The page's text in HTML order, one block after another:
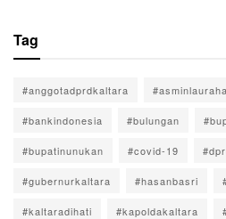
Tag
#anggotadprdkaltara
#bankindonesia #bulungan
#bupatinunukan #covid-19
#gubernurkaltara #hasanbasri
#kaltaradihati #kapoldakaltara